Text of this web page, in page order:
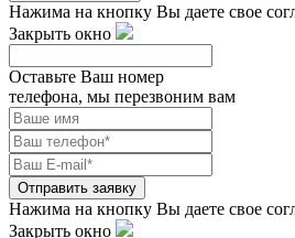
Нажима на кнопку Вы даете свое
Закрыть окно
Оставьте Ваш номер
телефона, мы перезвоним вам
Отправить заявку
Нажима на кнопку Вы даете свое
Закрыть окно